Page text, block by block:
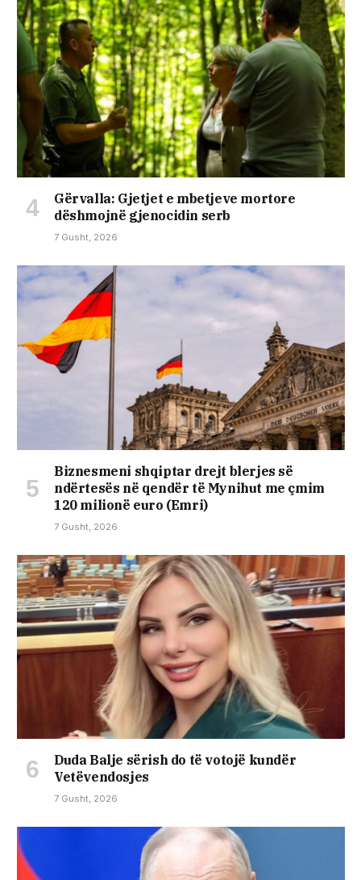
Gërvalla: Gjetjet e mbetjeve mortore
dëshmojnë gjenocidin serb
7 Gusht, 2026
Biznesmeni shqiptar drejt blerjes së
ndërtesës në qendër të Mynihut me çmim
120 milionë euro (Emri)
7 Gusht, 2026
Duda Balje sërish do të votojë kundër
Vetëvendosjes
7 Gusht, 2026